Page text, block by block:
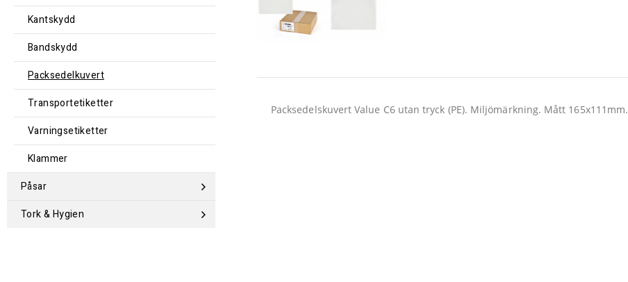
Kantskydd
Bandskydd
Packsedelkuvert
Transportetiketter
Varningsetiketter
Klammer
Påsar
Tork & Hygien
Packsedelskuvert Value C6 utan tryck (PE). Miljömärkning. Mått 165x111mm.